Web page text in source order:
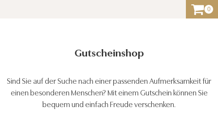
0
Gutscheinshop
Sind Sie auf der Suche nach einer passenden Aufmerksamkeit für
einen besonderen Menschen? Mit einem Gutschein können Sie
bequem und einfach Freude verschenken.